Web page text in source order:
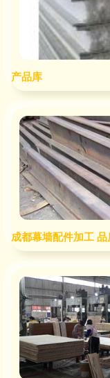
产品库
成都幕墙配件加工